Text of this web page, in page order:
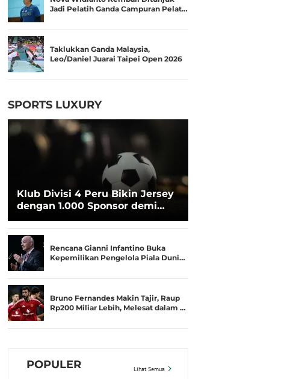
Jadi Pelatih Ganda Campuran Pelat…
Taklukkan Ganda Malaysia,
Leo/Daniel Juarai Taipei Open 2026
SPORTS LUXURY
Klub Divisi 4 Peru Bikin Jersey
dengan 1.000 Sponsor demi
Rencana Gianni Infantino Buka
Kepemilikan Pengelola Piala Duni…
Bruno Fernandes Makin Tajir, Raup
Rp200 Miliar Lebih, Melesat dalam …
POPULER Lihat Semua